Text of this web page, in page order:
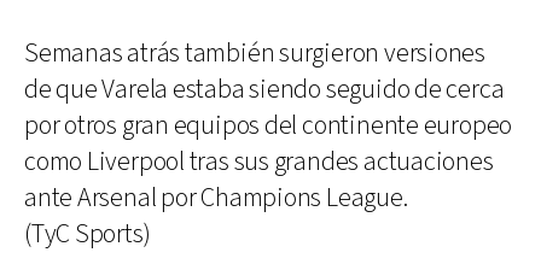
Semanas atrás también surgieron versiones
de que Varela estaba siendo seguido de cerca
por otros gran equipos del continente europeo
como Liverpool tras sus grandes actuaciones
ante Arsenal por Champions League.
(TyC Sports)